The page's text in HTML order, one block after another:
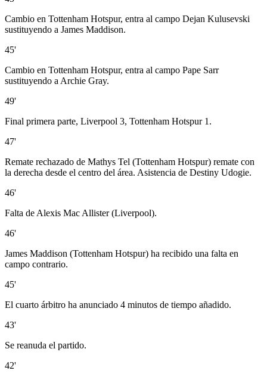
Cambio en Tottenham Hotspur, entra al campo Dejan Kulusevski
sustituyendo a James Maddison.
45'
Cambio en Tottenham Hotspur, entra al campo Pape Sarr
sustituyendo a Archie Gray.
49'
Final primera parte, Liverpool 3, Tottenham Hotspur 1.
47'
Remate rechazado de Mathys Tel (Tottenham Hotspur) remate con
la derecha desde el centro del área. Asistencia de Destiny Udogie.
46'
Falta de Alexis Mac Allister (Liverpool).
46'
James Maddison (Tottenham Hotspur) ha recibido una falta en
campo contrario.
45'
El cuarto árbitro ha anunciado 4 minutos de tiempo añadido.
43'
Se reanuda el partido.
42'